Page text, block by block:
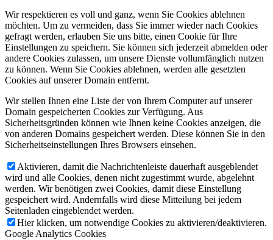
Wir respektieren es voll und ganz, wenn Sie Cookies ablehnen
möchten. Um zu vermeiden, dass Sie immer wieder nach Cookies
gefragt werden, erlauben Sie uns bitte, einen Cookie für Ihre
Einstellungen zu speichern. Sie können sich jederzeit abmelden oder
andere Cookies zulassen, um unsere Dienste vollumfänglich nutzen
zu können. Wenn Sie Cookies ablehnen, werden alle gesetzten
Cookies auf unserer Domain entfernt.
Wir stellen Ihnen eine Liste der von Ihrem Computer auf unserer
Domain gespeicherten Cookies zur Verfügung. Aus
Sicherheitsgründen können wie Ihnen keine Cookies anzeigen, die
von anderen Domains gespeichert werden. Diese können Sie in den
Sicherheitseinstellungen Ihres Browsers einsehen.
Aktivieren, damit die Nachrichtenleiste dauerhaft ausgeblendet
wird und alle Cookies, denen nicht zugestimmt wurde, abgelehnt
werden. Wir benötigen zwei Cookies, damit diese Einstellung
gespeichert wird. Andernfalls wird diese Mitteilung bei jedem
Seitenladen eingeblendet werden.
Hier klicken, um notwendige Cookies zu aktivieren/deaktivieren.
Google Analytics Cookies